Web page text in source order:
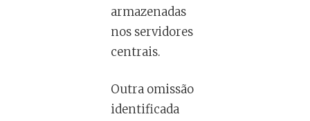
armazenadas
nos servidores
centrais.
Outra omissão
identificada